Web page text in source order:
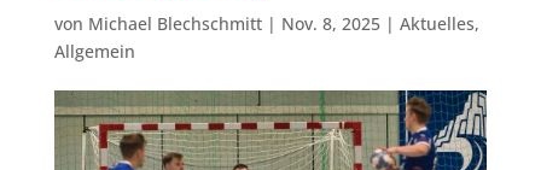
von Michael Blechschmitt| Nov. 8, 2025| Aktuelles,
Allgemein